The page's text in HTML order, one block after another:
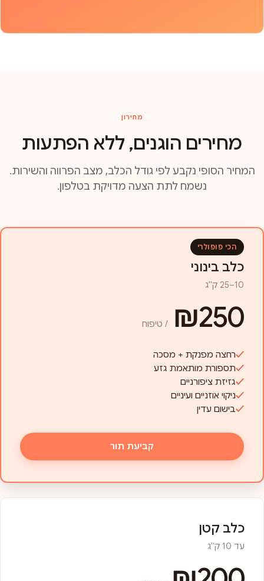
מחירון
מחירים הוגנים, ללא הפתעות
המחיר הסופי נקבע לפי גודל הכלב, מצב הפרווה והשירות.
נשמח לתת הצעה מדויקת בטלפון.
כלב קטן
עד 10 ק"ג
הכי פופולרי
כלב בינוני
10–25 ק"ג
₪250 / טיפוח
רחצה מפנקת + מסכה
תספורת מותאמת גזע
גזיזת ציפורניים
ניקוי אוזניים ועיניים
בישום עדין
קביעת תור